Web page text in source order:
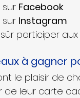
Facebook
Instagram
participer aux
à gagner
le plaisir de
de leur carte